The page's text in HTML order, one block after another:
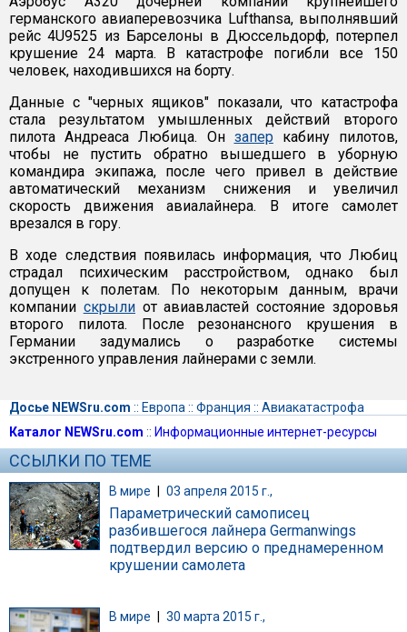
германского авиаперевозчика Lufthansa, выполнявший
рейс 4U9525 из Барселоны в Дюссельдорф, потерпел
крушение 24 марта. В катастрофе погибли все 150
человек, находившихся на борту.
Данные с "черных ящиков" показали, что катастрофа
стала результатом умышленных действий второго
пилота Андреаса Любица. Он заперкабину пилотов,
чтобы не пустить обратно вышедшего в уборную
командира экипажа, после чего привел в действие
автоматический механизм снижения и увеличил
скорость движения авиалайнера. В итоге самолет
врезался в гору.
В ходе следствия появилась информация, что Любиц
страдал психическим расстройством, однако был
допущен к полетам. По некоторым данным, врачи
компании скрылиот авиавластей состояние здоровья
второго пилота. После резонансного крушения в
Германии задумались о разработке системы
экстренного управления лайнерами с земли.
Досье NEWSru.com :: Европа :: Франция :: Авиакатастрофа
Каталог NEWSru.com :: Информационные интернет-ресурсы
ССЫЛКИ ПО ТЕМЕ
В мире | 03 апреля 2015 г.,
Параметрический самописец
разбившегося лайнера Germanwings
подтвердил версию о преднамеренном
крушении самолета
В мире 30 марта 2015 г.,